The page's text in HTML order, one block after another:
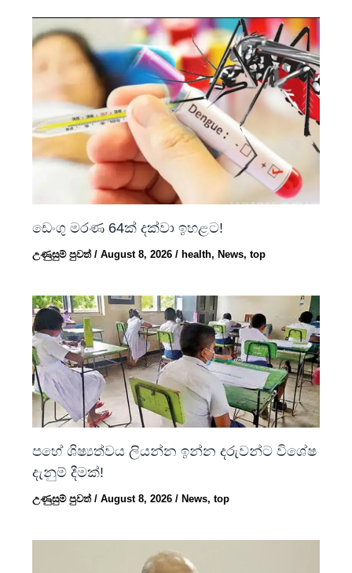
ඩෙංගු මරණ 64ක් දක්වා ඉහළට!
උණුසුම් පුවත්/August 8, 2026/ health, News,top
පහේ ශිෂ්‍යත්වය ලියන්න ඉන්න දරුවන්ට විශේෂ
දැනුම් දීමක්!
උණුසුම් පුවත්/August 8, 2026/ News,top